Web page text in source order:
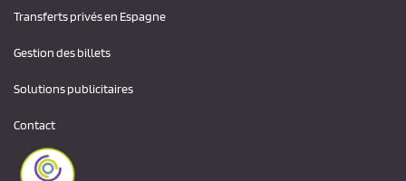
Transferts privés en Espagne
Gestion des billets
Solutions publicitaires
Contact